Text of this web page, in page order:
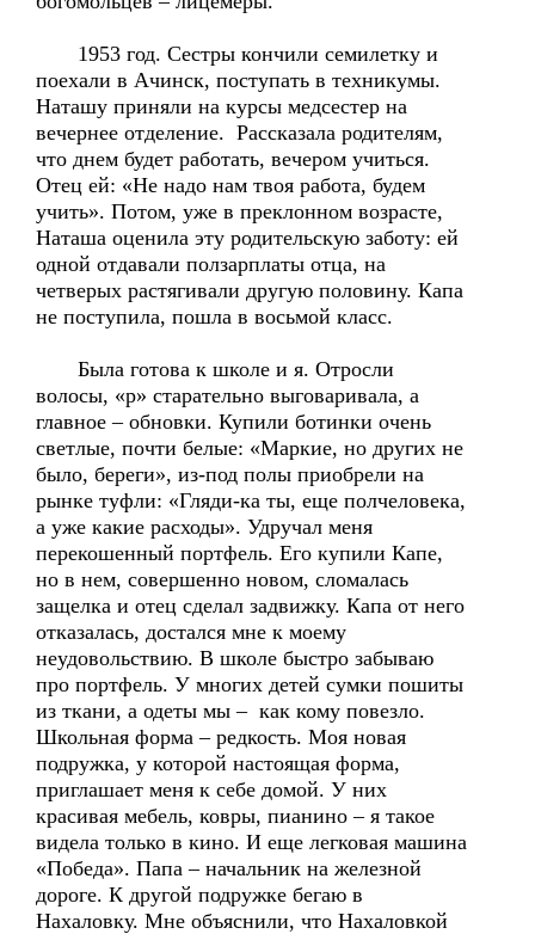
1953 год. Сестры кончили семилетку и
поехали в Ачинск, поступать в техникумы.
Наташу приняли на курсы медсестер на
вечернее отделение. Рассказала родителям,
что днем будет работать, вечером учиться.
Отец ей: «Не надо нам твоя работа, будем
учить». Потом, уже в преклонном возрасте,
Наташа оценила эту родительскую заботу: ей
одной отдавали ползарплаты отца, на
четверых растягивали другую половину. Капа
не поступила, пошла в восьмой класс.
Была готова к школе и я. Отросли
волосы, «р» старательно выговаривала, а
главное – обновки. Купили ботинки очень
светлые, почти белые: «Маркие, но других не
было, береги», из-под полы приобрели на
рынке туфли: «Гляди-ка ты, еще полчеловека,
а уже какие расходы». Удручал меня
перекошенный портфель. Его купили Капе,
но в нем, совершенно новом, сломалась
защелка и отец сделал задвижку. Капа от него
отказалась, достался мне к моему
неудовольствию. В школе быстро забываю
про портфель. У многих детей сумки пошиты
из ткани, а одеты мы – как кому повезло.
Школьная форма – редкость. Моя новая
подружка, у которой настоящая форма,
приглашает меня к себе домой. У них
красивая мебель, ковры, пианино – я такое
видела только в кино. И еще легковая машина
«Победа». Папа – начальник на железной
дороге. К другой подружке бегаю в
Нахаловку. Мне объяснили, что Нахаловкой